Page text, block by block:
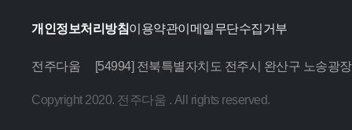
개인정보처리방침이용약관이메일무단수집거부
전주다움 [54994] 전북특별자치도 전주시 완산구 노송광
Copyright 2020. 전주다움 . All rights reserved.